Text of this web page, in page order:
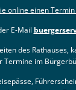
online einen
E-Mail
des Rathauses,
Termine im